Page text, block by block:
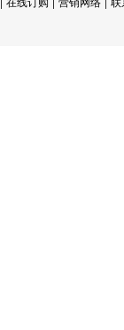
在线订购 营销网络 联